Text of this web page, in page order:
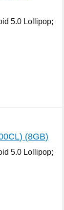
5.0 Lollipop;
(8GB)
5.0 Lollipop;